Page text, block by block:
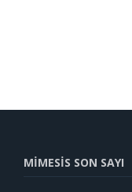
MİMESİS SON SAYI